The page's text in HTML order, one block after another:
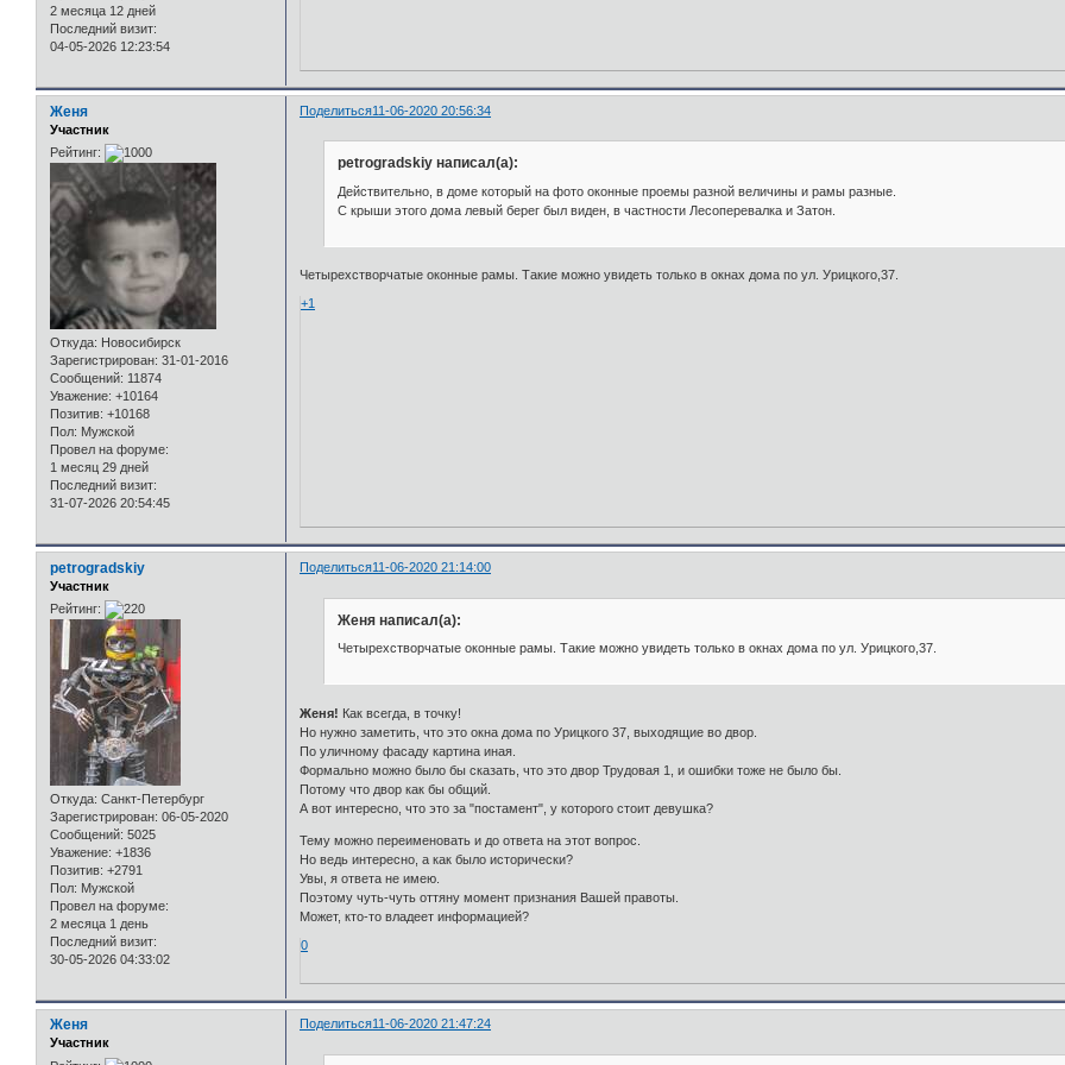
2 месяца 12 дней
Последний визит:
04-05-2026 12:23:54
Поделиться11-06-2020 20:56:34
Женя
Участник
Рейтинг:
Откуда: Новосибирск
Зарегистрирован: 31-01-2016
Сообщений: 11874
Уважение: +10164
Позитив: +10168
Пол: Мужской
Провел на форуме:
1 месяц 29 дней
Последний визит:
31-07-2026 20:54:45
petrogradskiy написал(а):
Действительно, в доме который на фото оконные проемы разной величины и рамы разные.
С крыши этого дома левый берег был виден, в частности Лесоперевалка и Затон.
Четырехстворчатые оконные рамы. Такие можно увидеть только в окнах дома по ул. Урицкого,37.
+1
Поделиться11-06-2020 21:14:00
petrogradskiy
Участник
Рейтинг:
Откуда: Санкт-Петербург
Зарегистрирован: 06-05-2020
Сообщений: 5025
Уважение: +1836
Позитив: +2791
Пол: Мужской
Провел на форуме:
2 месяца 1 день
Последний визит:
30-05-2026 04:33:02
Женя написал(а):
Четырехстворчатые оконные рамы. Такие можно увидеть только в окнах дома по ул. Урицкого,37.
Женя! Как всегда, в точку!
Но нужно заметить, что это окна дома по Урицкого 37, выходящие во двор.
По уличному фасаду картина иная.
Формально можно было бы сказать, что это двор Трудовая 1, и ошибки тоже не было бы.
Потому что двор как бы общий.
А вот интересно, что это за "постамент", у которого стоит девушка?
Тему можно переименовать и до ответа на этот вопрос.
Но ведь интересно, а как было исторически?
Увы, я ответа не имею.
Поэтому чуть-чуть оттяну момент признания Вашей правоты.
Может, кто-то владеет информацией?
0
Поделиться11-06-2020 21:47:24
Женя
Участник